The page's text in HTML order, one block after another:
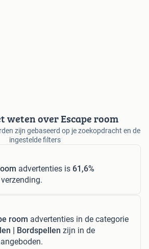
weten over Escape room
zijn gebaseerd op je zoekopdracht en de
ingestelde filters
advertenties is 61,6%
room advertenties in de categorie
| Bordspellen zijn in de